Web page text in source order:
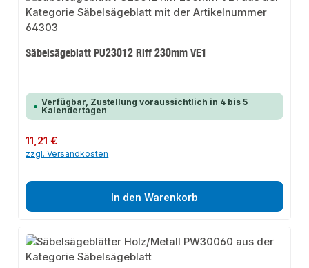
Säbelsägeblatt PU23012 Riff 230mm VE1
Verfügbar, Zustellung voraussichtlich in 4 bis 5
Kalendertagen
Regulärer Preis:
11,21 €
zzgl. Versandkosten
In den Warenkorb